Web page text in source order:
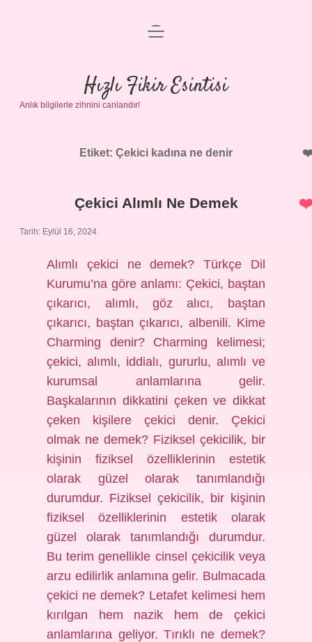
Anasayfa
Gizlilik Politikası
Yasal Uyarı
menüyü
Hızlı Fikir Esintisi
Anlık bilgilerle zihnini canlandır!
Etiket: Çekici kadına ne denir
Çekici Alımlı Ne Demek
Tarih: Eylül 16, 2024
Alımlı çekici ne demek? Türkçe Dil
Kurumu’na göre anlamı: Çekici, baştan
çıkarıcı, alımlı, göz alıcı, baştan
çıkarıcı, baştan çıkarıcı, albenili. Kime
Charming denir? Charming kelimesi;
çekici, alımlı, iddialı, gururlu, alımlı ve
kurumsal anlamlarına gelir.
Başkalarının dikkatini çeken ve dikkat
çeken kişilere çekici denir. Çekici
olmak ne demek? Fiziksel çekicilik, bir
kişinin fiziksel özelliklerinin estetik
olarak güzel olarak tanımlandığı
durumdur. Fiziksel çekicilik, bir kişinin
fiziksel özelliklerinin estetik olarak
güzel olarak tanımlandığı durumdur.
Bu terim genellikle cinsel çekicilik veya
arzu edilirlik anlamına gelir. Bulmacada
çekici ne demek? Letafet kelimesi hem
kırılgan hem nazik hem de çekici
anlamlarına geliyor. Tırıklı ne demek?